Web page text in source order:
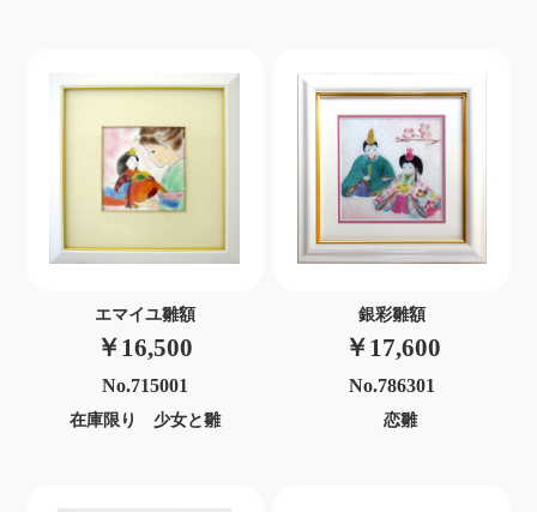
エマイユ雛額
￥16,500
No.715001
在庫限り 少女と雛
銀彩雛額
￥17,600
No.786301
恋雛